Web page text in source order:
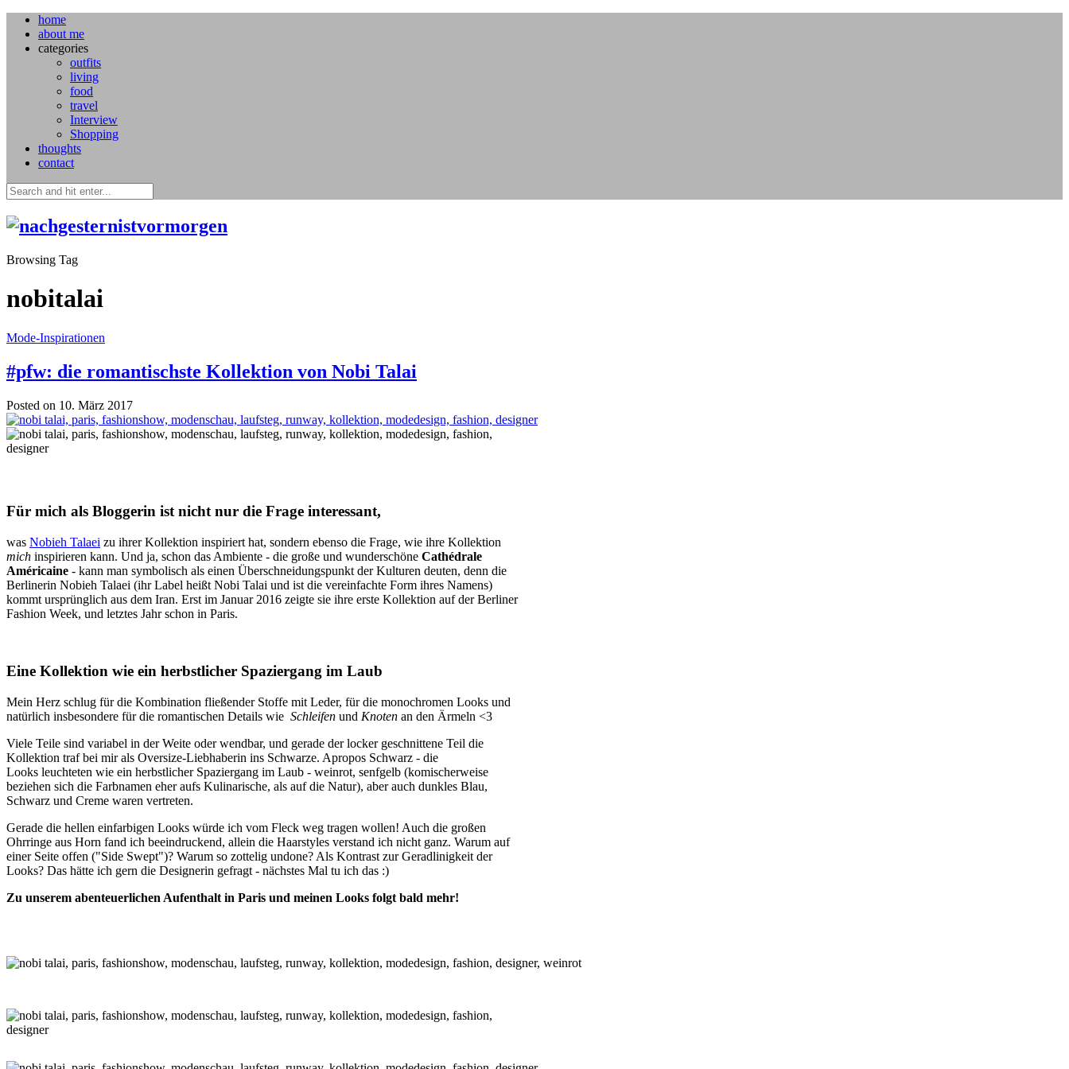
home
about me
categories
outfits
living
food
travel
Interview
Shopping
thoughts
contact
Browsing Tag
nobitalai
Mode-Inspirationen
#pfw: die romantischste Kollektion von Nobi Talai
Posted on 10. März 2017
Für mich als Bloggerin ist nicht nur die Frage interessant,
was Nobieh Talaei zu ihrer Kollektion inspiriert hat, sondern ebenso die Frage, wie ihre Kollektion
mich inspirieren kann. Und ja, schon das Ambiente - die große und wunderschöne Cathédrale
Américaine - kann man symbolisch als einen Überschneidungspunkt der Kulturen deuten, denn die
Berlinerin Nobieh Talaei (ihr Label heißt Nobi Talai und ist die vereinfachte Form ihres Namens)
kommt ursprünglich aus dem Iran. Erst im Januar 2016 zeigte sie ihre erste Kollektion auf der Berliner
Fashion Week, und letztes Jahr schon in Paris.
Eine Kollektion wie ein herbstlicher Spaziergang im Laub
Mein Herz schlug für die Kombination fließender Stoffe mit Leder, für die monochromen Looks und
natürlich insbesondere für die romantischen Details wie Schleifen und Knoten an den Ärmeln <3
Viele Teile sind variabel in der Weite oder wendbar, und gerade der locker geschnittene Teil die
Kollektion traf bei mir als Oversize-Liebhaberin ins Schwarze. Apropos Schwarz - die
Looks leuchteten wie ein herbstlicher Spaziergang im Laub - weinrot, senfgelb (komischerweise
beziehen sich die Farbnamen eher aufs Kulinarische, als auf die Natur), aber auch dunkles Blau,
Schwarz und Creme waren vertreten.
Gerade die hellen einfarbigen Looks würde ich vom Fleck weg tragen wollen! Auch die großen
Ohrringe aus Horn fand ich beeindruckend, allein die Haarstyles verstand ich nicht ganz. Warum auf
einer Seite offen ("Side Swept")? Warum so zottelig undone? Als Kontrast zur Geradlinigkeit der
Looks? Das hätte ich gern die Designerin gefragt - nächstes Mal tu ich das :)
Zu unserem abenteuerlichen Aufenthalt in Paris und meinen Looks folgt bald mehr!